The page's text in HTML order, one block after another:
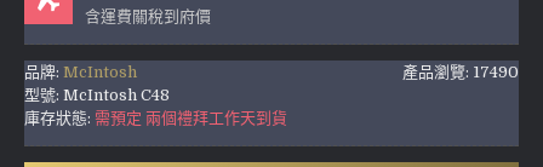
含運費關稅到府價
產品瀏覽: 17490
品牌: McIntosh
型號: McIntosh C48
庫存狀態: 需預定 兩個禮拜工作天到貨